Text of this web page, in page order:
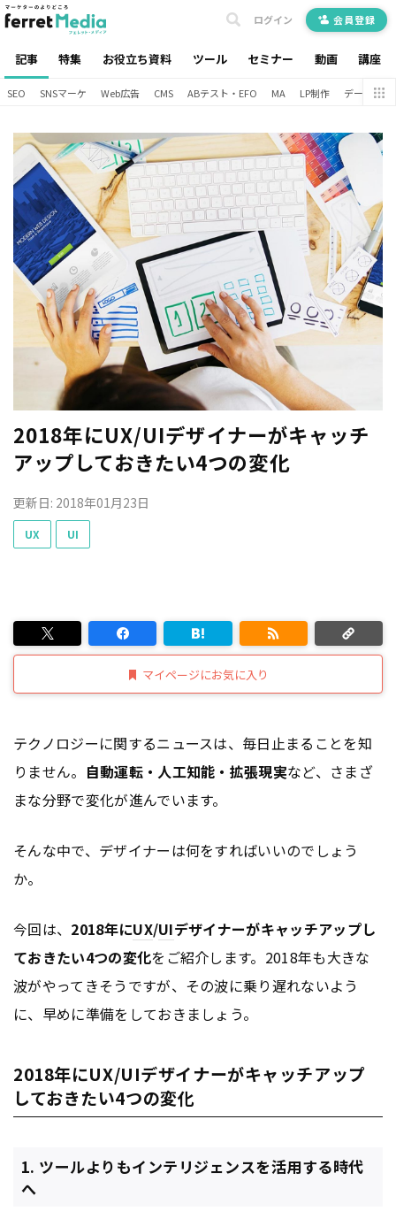
記事 特集 お役立ち資料 ツール セミナー 動画 講座
ログイン 会員登録
SEO SNSマーケ Web広告 CMS ABテスト・EFO MA LP制作 データ分析
2018年にUX/UIデザイナーがキャッチ
アップしておきたい4つの変化
更新日: 2018年01月23日
UX UI
マイページにお気に入り
テクノロジーに関するニュースは、毎日止まることを知
りません。 自動運転・人工知能・拡張現実など、さまざ
まな分野で変化が進んでいます。
そんな中で、デザイナーは何をすればいいのでしょう
か。
今回は、 2018年にUX/UIデザイナーがキャッチアップし
ておきたい4つの変化をご紹介します。2018年も大きな
波がやってきそうですが、その波に乗り遅れないよう
に、早めに準備をしておきましょう。
2018年にUX/UIデザイナーがキャッチアップ
しておきたい4つの変化
1. ツールよりもインテリジェンスを活用する時代
へ